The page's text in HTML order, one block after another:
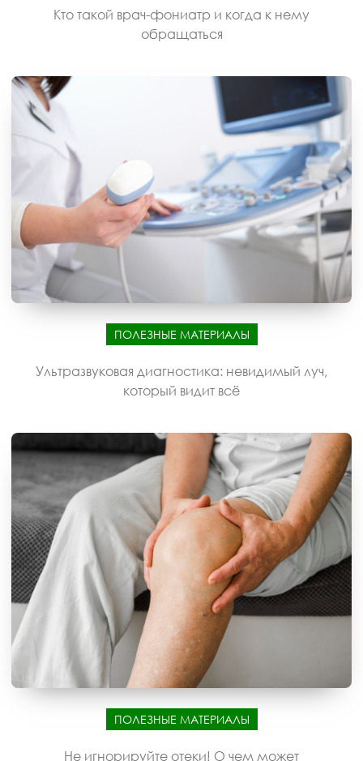
Кто такой врач-фониатр и когда к нему
обращаться
ПОЛЕЗНЫЕ МАТЕРИАЛЫ
Ультразвуковая диагностика: невидимый луч,
который видит всё
ПОЛЕЗНЫЕ МАТЕРИАЛЫ
Не игнорируйте отеки! О чем может